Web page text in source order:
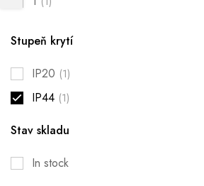
Stupeň krytí
IP20 (1)
IP44 (1)
Stav skladu
In stock